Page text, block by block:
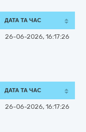
ДАТА ТА ЧАС
26-06-2026, 16:17:26
ДАТА ТА ЧАС
26-06-2026, 16:17:26